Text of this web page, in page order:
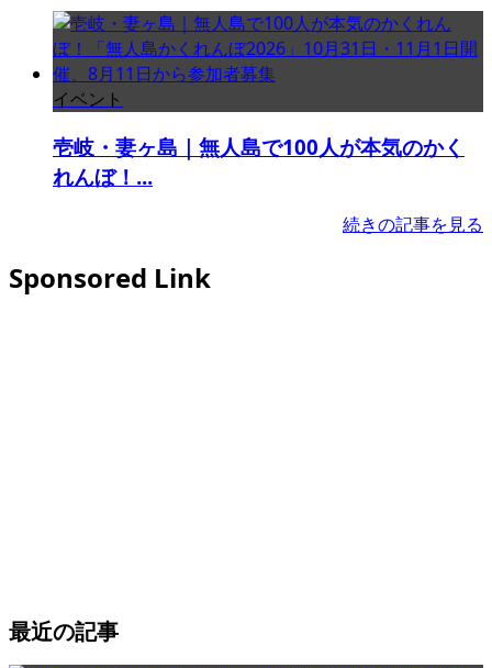
イベント
壱岐・妻ヶ島｜無人島で100人が本気のかく
れんぼ！...
続きの記事を見る
Sponsored Link
最近の記事